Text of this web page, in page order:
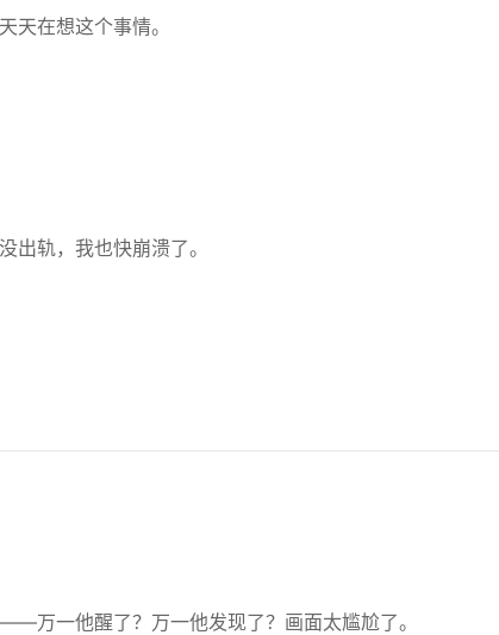
天在想这个事情。
出轨，我也快崩溃了。
万一他醒了？万一他发现了？画面太尴尬了。